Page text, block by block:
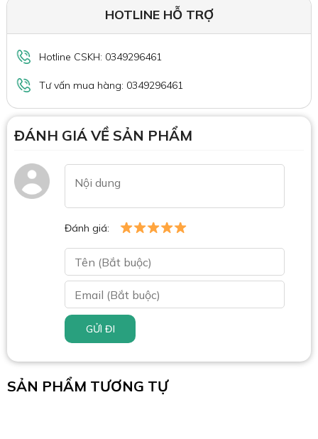
HOTLINE HỖ TRỢ
Hotline CSKH: 0349296461
Tư vấn mua hàng: 0349296461
ĐÁNH GIÁ VỀ SẢN PHẨM
Đánh giá:
GỬI ĐI
SẢN PHẨM TƯƠNG TỰ